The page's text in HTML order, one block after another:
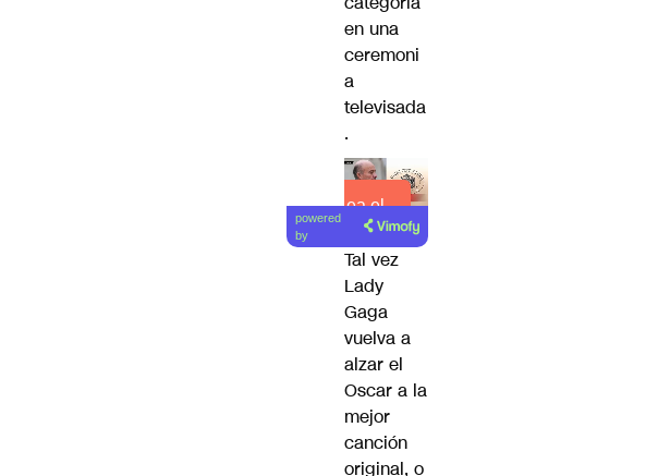
en una
ceremoni
a
televisada
.
Lea el
artículo
powered
by
Tal vez
Lady
Gaga
vuelva a
alzar el
Oscar a la
mejor
canción
original, o